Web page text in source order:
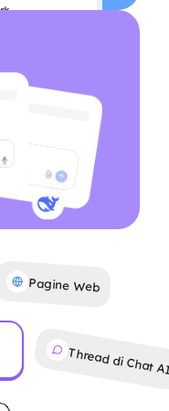
Pagine Web
Thread di Chat